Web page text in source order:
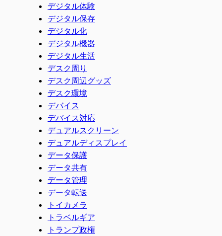
デジタル体験
デジタル保存
デジタル化
デジタル機器
デジタル生活
デスク周り
デスク周辺グッズ
デスク環境
デバイス
デバイス対応
デュアルスクリーン
デュアルディスプレイ
データ保護
データ共有
データ管理
データ転送
トイカメラ
トラベルギア
トランプ政権